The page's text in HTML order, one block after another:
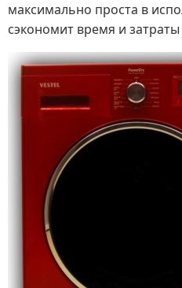
максимально проста в
сэкономит время и